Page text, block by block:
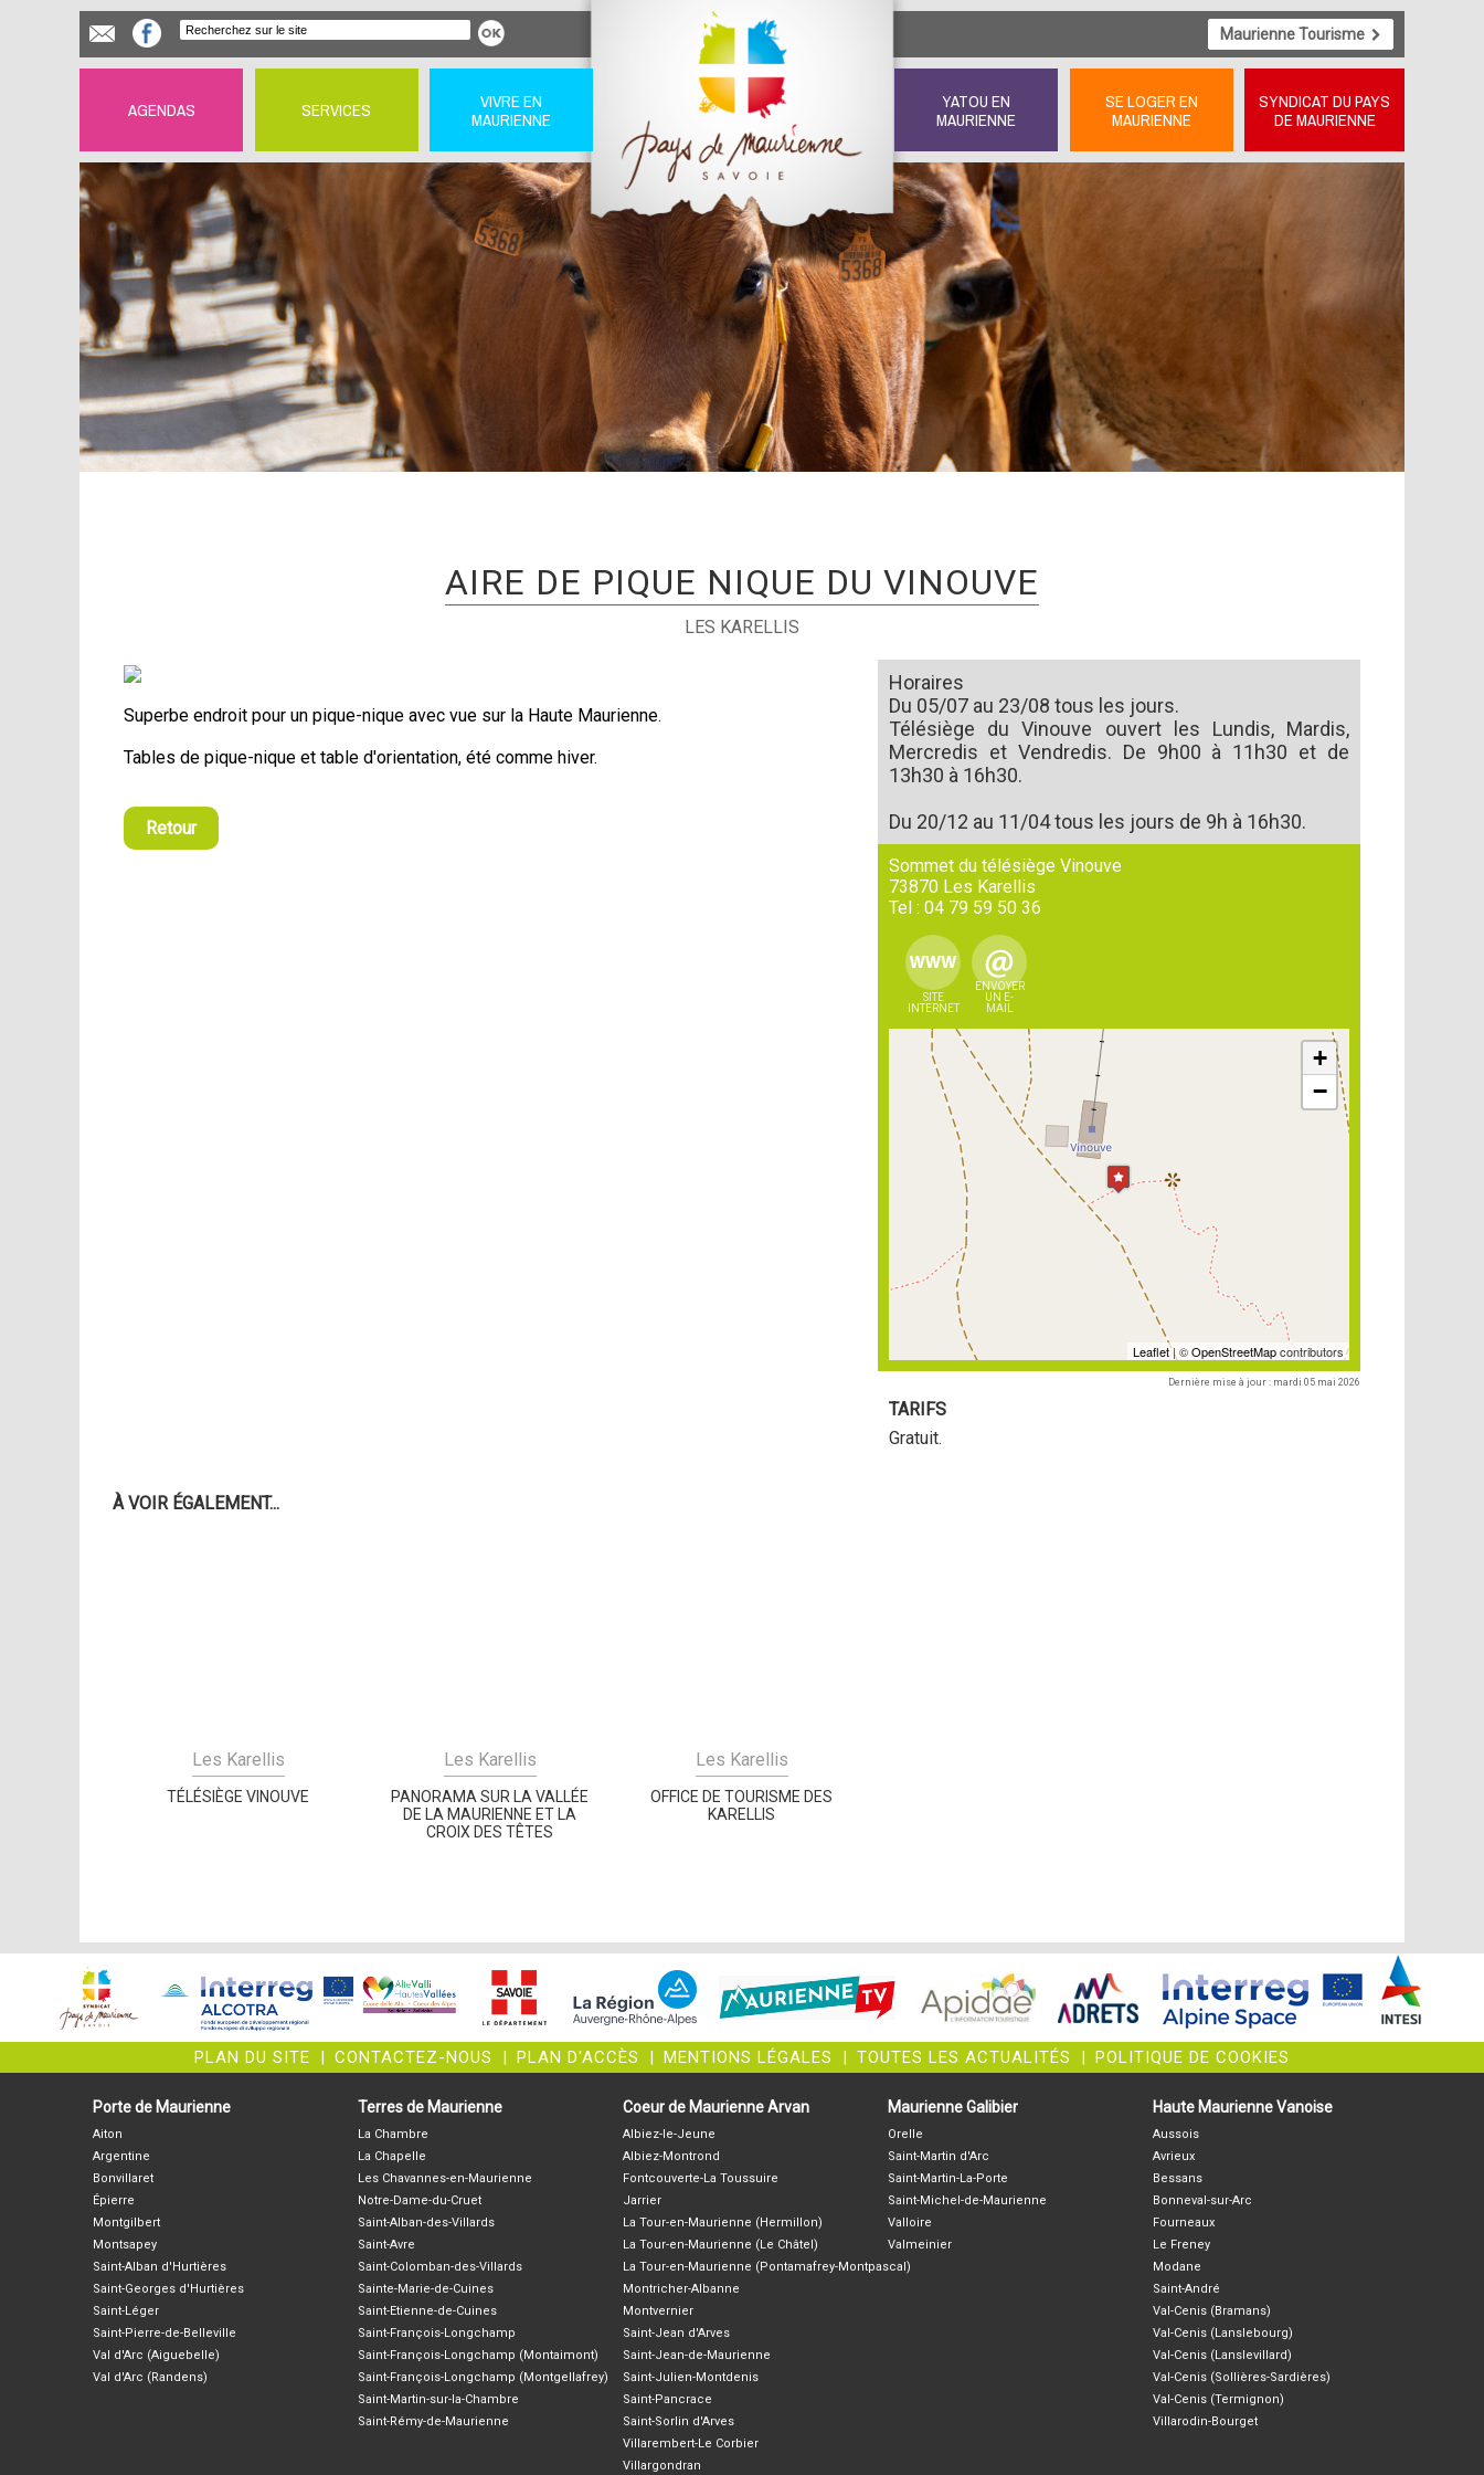
Maurienne Tourisme
AGENDAS SERVICES
VIVRE EN
MAURIENNE
YATOU EN
MAURIENNE
SE LOGER EN
MAURIENNE
SYNDICAT DU PAYS
DE MAURIENNE
AIRE DE PIQUE NIQUE DU VINOUVE
LES KARELLIS
Superbe endroit pour un pique-nique avec vue sur la Haute Maurienne.
Tables de pique-nique et table d'orientation, été comme hiver.
Retour
Horaires
Du 05/07 au 23/08 tous les jours.
Télésiège du Vinouve ouvert les Lundis, Mardis,
Mercredis et Vendredis. De 9h00 à 11h30 et de
13h30 à 16h30.
Du 20/12 au 11/04 tous les jours de 9h à 16h30.
Sommet du télésiège Vinouve
73870 Les Karellis
Tel : 04 79 59 50 36
SITE
INTERNET
ENVOYER
UN E-
MAIL
+
−
Leaflet| ©OpenStreetMapcontributors
Dernière mise à jour : mardi 05 mai 2026
TARIFS
Gratuit.
À VOIR ÉGALEMENT...
Les Karellis
TÉLÉSIÈGE VINOUVE
Les Karellis
PANORAMA SUR LA VALLÉE
DE LA MAURIENNE ET LA
CROIX DES TÊTES
Les Karellis
OFFICE DE TOURISME DES
KARELLIS
PLAN DU SITE CONTACTEZ-NOUS PLAN D'ACCÈS MENTIONS LÉGALES TOUTES LES ACTUALITÉS POLITIQUE DE COOKIES
Porte de Maurienne
Aiton
Argentine
Bonvillaret
Épierre
Montgilbert
Montsapey
Saint-Alban d'Hurtières
Saint-Georges d'Hurtières
Saint-Léger
Saint-Pierre-de-Belleville
Val d'Arc (Aiguebelle)
Val d'Arc (Randens)
Terres de Maurienne
La Chambre
La Chapelle
Les Chavannes-en-Maurienne
Notre-Dame-du-Cruet
Saint-Alban-des-Villards
Saint-Avre
Saint-Colomban-des-Villards
Sainte-Marie-de-Cuines
Saint-Etienne-de-Cuines
Saint-François-Longchamp
Saint-François-Longchamp (Montaimont)
Saint-François-Longchamp (Montgellafrey)
Saint-Martin-sur-la-Chambre
Saint-Rémy-de-Maurienne
Coeur de Maurienne Arvan
Albiez-le-Jeune
Albiez-Montrond
Fontcouverte-La Toussuire
Jarrier
La Tour-en-Maurienne (Hermillon)
La Tour-en-Maurienne (Le Châtel)
La Tour-en-Maurienne (Pontamafrey-Montpascal)
Montricher-Albanne
Montvernier
Saint-Jean d'Arves
Saint-Jean-de-Maurienne
Saint-Julien-Montdenis
Saint-Pancrace
Saint-Sorlin d'Arves
Villarembert-Le Corbier
Villargondran
Maurienne Galibier
Orelle
Saint-Martin d'Arc
Saint-Martin-La-Porte
Saint-Michel-de-Maurienne
Valloire
Valmeinier
Haute Maurienne Vanoise
Aussois
Avrieux
Bessans
Bonneval-sur-Arc
Fourneaux
Le Freney
Modane
Saint-André
Val-Cenis (Bramans)
Val-Cenis (Lanslebourg)
Val-Cenis (Lanslevillard)
Val-Cenis (Sollières-Sardières)
Val-Cenis (Termignon)
Villarodin-Bourget